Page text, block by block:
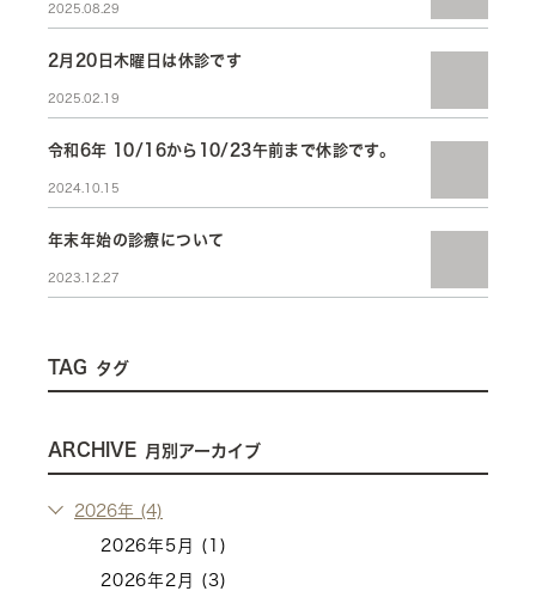
2025.08.29
2月20日木曜日は休診です
2025.02.19
令和6年 10/16から10/23午前まで休診です。
2024.10.15
年末年始の診療について
2023.12.27
TAG タグ
ARCHIVE 月別アーカイブ
2026年 (4)
2026年5月 (1)
2026年2月 (3)